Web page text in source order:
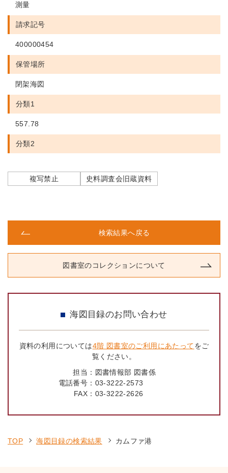
測量
請求記号
400000454
保管場所
閉架海図
分類1
557.78
分類2
複写禁止 史料調査会旧蔵資料
検索結果へ戻る
図書室のコレクションについて
海図目録のお問い合わせ
資料の利用については4階 図書室のご利用にあたってをご
覧ください。
担当： 図書情報部 図書係
電話番号： 03-3222-2573
FAX： 03-3222-2626
TOP 海図目録の検索結果 カムファ港